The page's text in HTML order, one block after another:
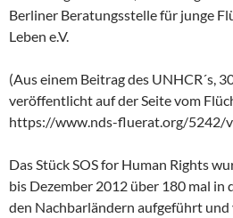
Berliner Beratungsstelle für junge
Leben e.V.
(Aus einem Beitrag des UNHCR´s,
veröffentlicht auf der Seite vom
https://www.nds-fluerat.org/5242/
Das Stück SOS for Human Rights
bis Dezember 2012 über 180 mal in
den Nachbarländern aufgeführt